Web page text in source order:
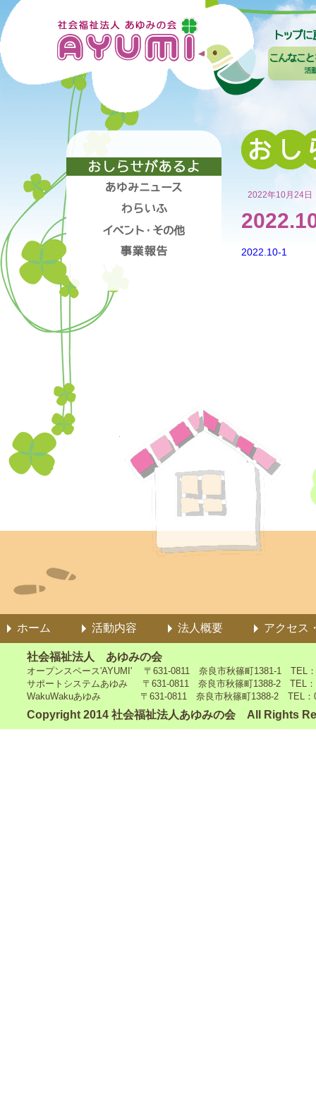
2022年10月24日
2022.10-1
ホーム 活動内容 法人概要 アクセス
社会福祉法人 あゆみの会
オープンスペース'AYUMI' 〒631-0811 奈良市秋篠町1381-1 TEL
サポートシステムあゆみ 〒631-0811 奈良市秋篠町1388-2 TEL：
WakuWakuあゆみ 〒631-0811 奈良市秋篠町1388-2 TEL：
Copyright 2014 社会福祉法人あゆみの会 All Rights